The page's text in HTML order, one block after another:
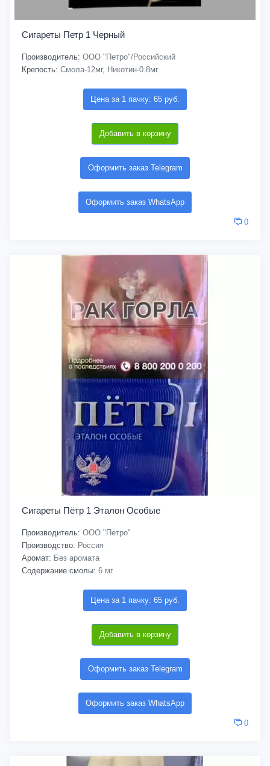
Сигареты Петр 1 Черный
Производитель: ООО "Петро"/Российский
Крепость: Смола-12мг, Никотин-0.8мг
Цена за 1 пачку: 65 руб.
Добавить в корзину
Оформить заказ Telegram
Оформить заказ WhatsApp
0
Сигареты Пётр 1 Эталон Особые
Производитель: ООО "Петро"
Производство: Россия
Аромат: Без аромата
Содержание смолы: 6 мг
Цена за 1 пачку: 65 руб.
Добавить в корзину
Оформить заказ Telegram
Оформить заказ WhatsApp
0